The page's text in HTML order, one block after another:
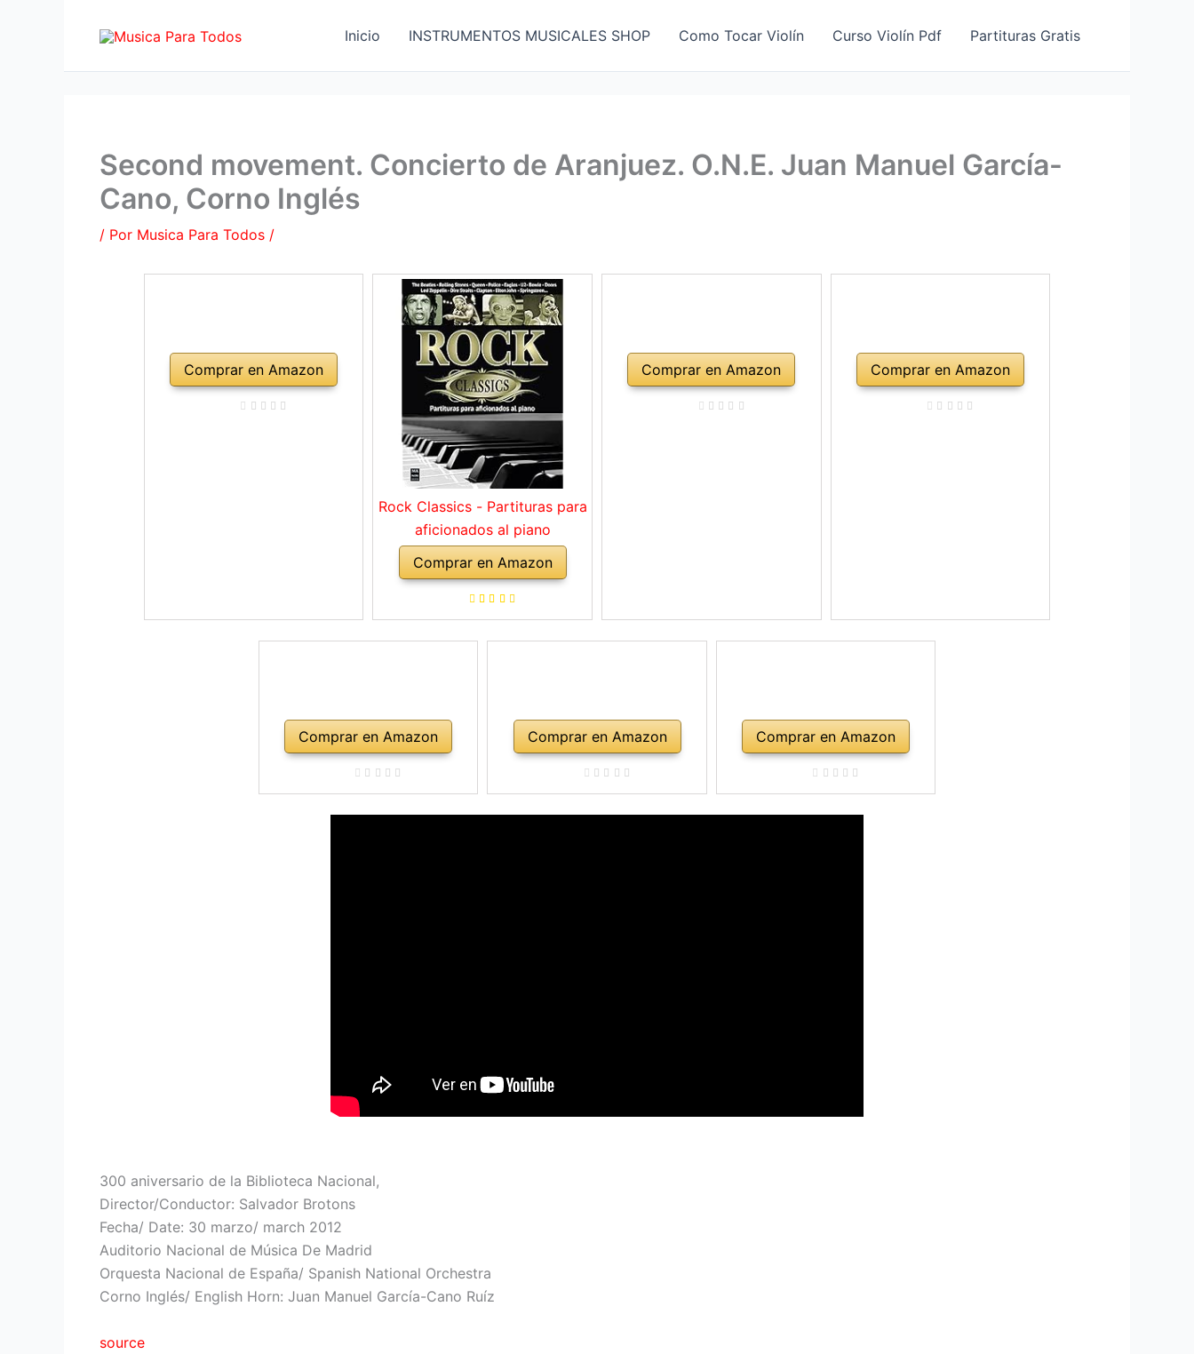
Inicio INSTRUMENTOS MUSICALES SHOP Como Tocar Violín Curso Violín Pdf Partituras Gratis
Second movement. Concierto de Aranjuez. O.N.E. Juan Manuel García-
Cano, Corno Inglés
/ Por Musica Para Todos /
Comprar en Amazon
Rock Classics - Partituras para
aficionados al piano
Comprar en Amazon
Comprar en Amazon Comprar en Amazon
Comprar en Amazon Comprar en Amazon Comprar en Amazon
300 aniversario de la Biblioteca Nacional,
Director/Conductor: Salvador Brotons
Fecha/ Date: 30 marzo/ march 2012
Auditorio Nacional de Música De Madrid
Orquesta Nacional de España/ Spanish National Orchestra
Corno Inglés/ English Horn: Juan Manuel García-Cano Ruíz
source